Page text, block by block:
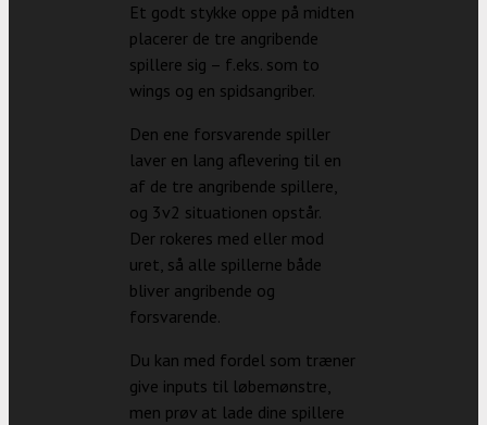
Et godt stykke oppe på midten
placerer de tre angribende
spillere sig – f.eks. som to
wings og en spidsangriber.
Den ene forsvarende spiller
laver en lang aflevering til en
af de tre angribende spillere,
og 3v2 situationen opstår.
Der rokeres med eller mod
uret, så alle spillerne både
bliver angribende og
forsvarende.
Du kan med fordel som træner
give inputs til løbemønstre,
men prøv at lade dine spillere